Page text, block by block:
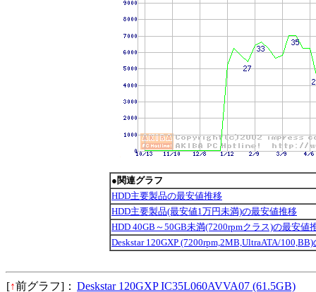
●関連グラフ
HDD主要製品の最安値推移
HDD主要製品(最安値1万円未満)の最安値推移
HDD 40GB～50GB未満(7200rpmクラス)の最安値
Deskstar 120GXP (7200rpm,2MB,UltraATA/
[↑前グラフ]： Deskstar 120GXP IC35L060AVVA07 (61.5GB)